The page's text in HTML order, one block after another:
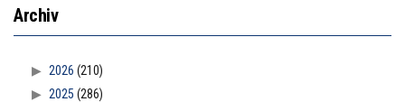
Archiv
2026 (210)
2025 (286)